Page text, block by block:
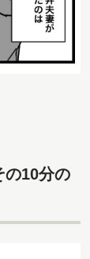
の10分の